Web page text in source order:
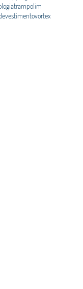
trampolim
vestimentovortex